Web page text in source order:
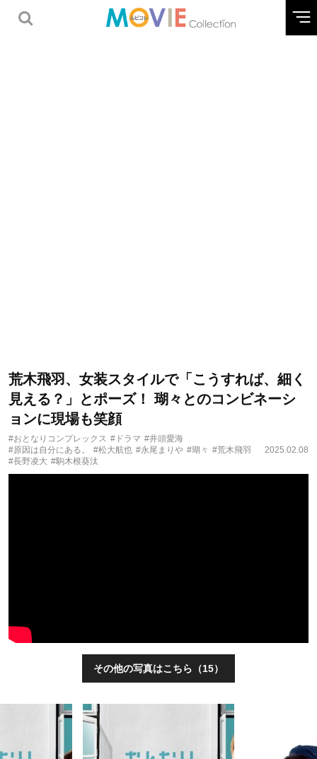
荒木飛羽、女装スタイルで「こうすれば、細く
見える？」とポーズ！ 瑚々とのコンビネーシ
ョンに現場も笑顔
#おとなりコンプレックス #ドラマ #井頭愛海
#原因は自分にある。
#松大航也 #永尾まりや #瑚々 #荒木飛羽
#長野凌大 #駒木根葵汰
2025.02.08
その他の写真はこちら（15）